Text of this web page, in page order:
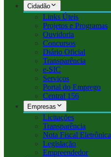
Cidadão
Links Úteis
Projetos e Programas
Ouvidoria
Concursos
Diário Oficial
Transparência
e-SIC
Serviços
Portal do Emprego
Central 156
Empresas
Licitações
Transparência
Nota Fiscal Eletrônica
Legislação
Empreendedor